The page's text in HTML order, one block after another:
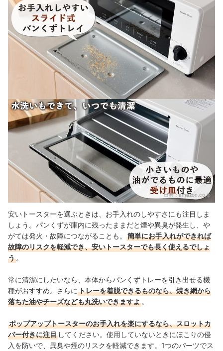
出典：amazon.co.jp
安いトースターを選ぶときは、お手入れのしやすさにも注目しま
しょう。パンくずが庫内に残ったままだと煙や異臭が発生し、や
がては発火・故障につながることも。
簡単にお手入れができれば
故障のリスクを軽減でき、安いトースターでも長く使えるでしょ
う 。
常に清潔にしたいなら、本体からパンくずトレーを引き出せる機
種がおすすめ。さらに トレーを着脱できるものなら、焼き網から
落ちた油やチーズなども丸洗いできますよ 。
ポップアップトースターのお手入れを楽にするなら、スロットカ
バー付きに注目 してください。使用していないときにほこりの侵
入を防いで、異臭や煙のリスクを軽減できます。1つのパーツでス